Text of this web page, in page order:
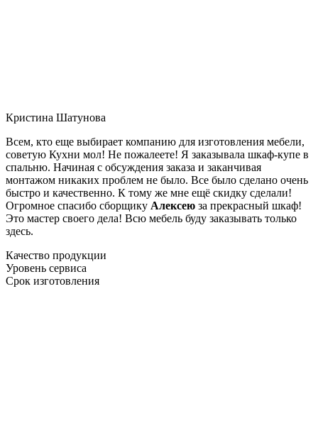
Кристина Шатунова
Всем, кто еще выбирает компанию для изготовления мебели,
советую Кухни мол! Не пожалеете! Я заказывала шкаф-купе в
спальню. Начиная с обсуждения заказа и заканчивая
монтажом никаких проблем не было. Все было сделано очень
быстро и качественно. К тому же мне ещё скидку сделали!
Огромное спасибо сборщику Алексею за прекрасный шкаф!
Это мастер своего дела! Всю мебель буду заказывать только
здесь.
Качество продукции
Уровень сервиса
Срок изготовления